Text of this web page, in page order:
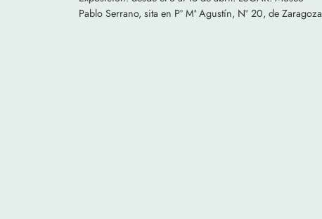
Pablo Serrano, sita en Pº Mª Agustín, Nº 20, de Zaragoza